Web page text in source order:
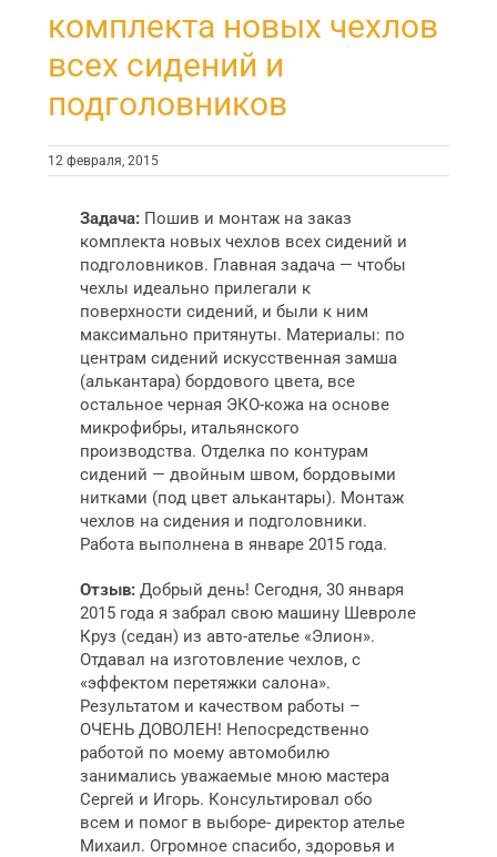
комплекта новых чехлов
всех сидений и
подголовников
12 февраля, 2015
Задача: Пошив и монтаж на заказ
комплекта новых чехлов всех сидений и
подголовников. Главная задача — чтобы
чехлы идеально прилегали к
поверхности сидений, и были к ним
максимально притянуты. Материалы: по
центрам сидений искусственная замша
(алькантара) бордового цвета, все
остальное черная ЭКО-кожа на основе
микрофибры, итальянского
производства. Отделка по контурам
сидений — двойным швом, бордовыми
нитками (под цвет алькантары). Монтаж
чехлов на сидения и подголовники.
Работа выполнена в январе 2015 года.
Отзыв: Добрый день! Сегодня, 30 января
2015 года я забрал свою машину Шевроле
Круз (седан) из авто-ателье «Элион».
Отдавал на изготовление чехлов, с
«эффектом перетяжки салона».
Результатом и качеством работы –
ОЧЕНЬ ДОВОЛЕН! Непосредственно
работой по моему автомобилю
занимались уважаемые мною мастера
Сергей и Игорь. Консультировал обо
всем и помог в выборе- директор ателье
Михаил. Огромное спасибо, здоровья и